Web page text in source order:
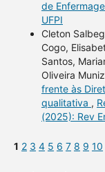
de
UFPI
Cleton
Cogo,
Santos,
Oliveira
frente às
qualitativa ,
(2025): Rev
1 2 3 4 5 6 7 8 9 10